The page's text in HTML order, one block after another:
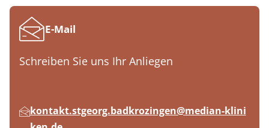
E-Mail
Schreiben Sie uns Ihr Anliegen
kontakt.stgeorg.badkrozingen@median-klini